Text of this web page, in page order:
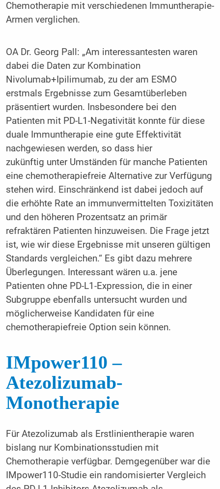
Chemotherapie mit verschiedenen Immuntherapie-
Armen verglichen.
OA Dr. Georg Pall: „Am interessantesten waren
dabei die Daten zur Kombination
Nivolumab+Ipilimumab, zu der am ESMO
erstmals Ergebnisse zum Gesamtüberleben
präsentiert wurden. Insbesondere bei den
Patienten mit PD-L1-Negativität konnte für diese
duale Immuntherapie eine gute Effektivität
nachgewiesen werden, so dass hier
zukünftig unter Umständen für manche Patienten
eine chemotherapiefreie Alternative zur Verfügung
stehen wird. Einschränkend ist dabei jedoch auf
die erhöhte Rate an immunvermittelten Toxizitäten
und den höheren Prozentsatz an primär
refraktären Patienten hinzuweisen. Die Frage jetzt
ist, wie wir diese Ergebnisse mit unseren gültigen
Standards vergleichen.“ Es gibt dazu mehrere
Überlegungen. Interessant wären u.a. jene
Patienten ohne PD-L1-Expression, die in einer
Subgruppe ebenfalls untersucht wurden und
möglicherweise Kandidaten für eine
chemotherapiefreie Option sein können.
IMpower110 –
Atezolizumab-
Monotherapie
Für Atezolizumab als Erstlinientherapie waren
bislang nur Kombinationsstudien mit
Chemotherapie verfügbar. Demgegenüber war die
IMpower110-Studie ein randomisierter Vergleich